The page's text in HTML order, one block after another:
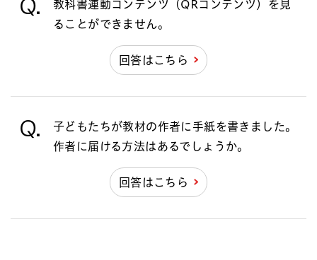
Q.
教科書連動コンテンツ（QRコンテンツ）を見
ることができません。
回答はこちら
Q.
子どもたちが教材の作者に手紙を書きました。
作者に届ける方法はあるでしょうか。
回答はこちら